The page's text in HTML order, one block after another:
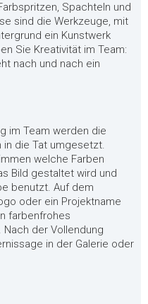
Spachteln und
sind die Werkzeuge, mit
ein Kunstwerk
Sie Kreativität im Team:
nach und nach ein
im Team werden die
die Tat umgesetzt.
welche Farben
Bild gestaltet wird und
benutzt. Auf dem
oder ein Projektname
farbenfrohes
der Vollendung
in der Galerie oder